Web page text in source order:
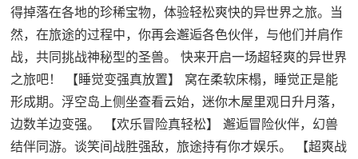
得掉落在各地的珍稀宝物，体验轻松爽快的异世界之旅。当
然，在旅途的过程中，你再会邂逅各色伙伴，与他们并肩作
战，共同挑战神秘型的圣兽。 快来开启一场超轻爽的异世界
之旅吧！ 【睡觉变强真放置】 窝在柔软床榻，睡觉正是能
形成期。浮空岛上侧坐查看云始，迷你木屋里观日升月落，
边数羊边变强。 【欢乐冒险真轻松】 邂逅冒险伙伴，幻兽
结伴同游。谈笑间战胜强敌，旅途持有你才娱乐。 【超爽战